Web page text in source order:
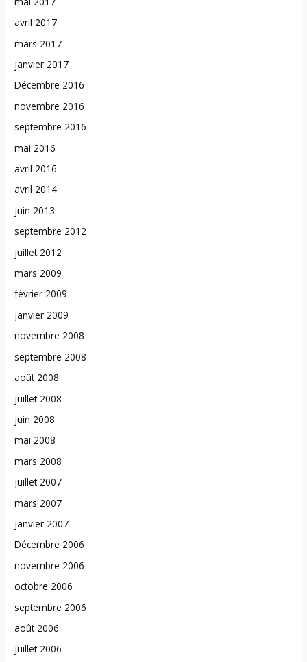
avril 2017
mars 2017
janvier 2017
Décembre 2016
novembre 2016
septembre 2016
mai 2016
avril 2016
avril 2014
juin 2013
septembre 2012
juillet 2012
mars 2009
février 2009
janvier 2009
novembre 2008
septembre 2008
août 2008
juillet 2008
juin 2008
mai 2008
mars 2008
juillet 2007
mars 2007
janvier 2007
Décembre 2006
novembre 2006
octobre 2006
septembre 2006
août 2006
juillet 2006